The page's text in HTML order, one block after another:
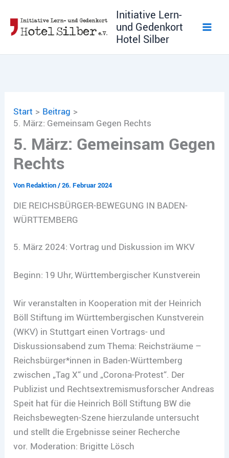
Inhalt
springen
Initiative Lern-
und Gedenkort
Hotel Silber
Start
Beitrag
5. März: Gemeinsam Gegen Rechts
5. März: Gemeinsam Gegen
Rechts
VonRedaktion/26. Februar 2024
DIE REICHSBÜRGER-BEWEGUNG IN BADEN-
WÜRTTEMBERG
5. März 2024: Vortrag und Diskussion im WKV
Beginn: 19 Uhr, Württembergischer Kunstverein
Wir veranstalten in Kooperation mit der Heinrich
Böll Stiftung im Württembergischen Kunstverein
(WKV) in Stuttgart einen Vortrags- und
Diskussionsabend zum Thema: Reichsträume –
Reichsbürger*innen in Baden-Württemberg
zwischen „Tag X“ und „Corona-Protest“. Der
Publizist und Rechtsextremismusforscher Andreas
Speit hat für die Heinrich Böll Stiftung BW die
Reichsbewegten-Szene hierzulande untersucht
und stellt die Ergebnisse seiner Recherche
vor. Moderation: Brigitte Lösch